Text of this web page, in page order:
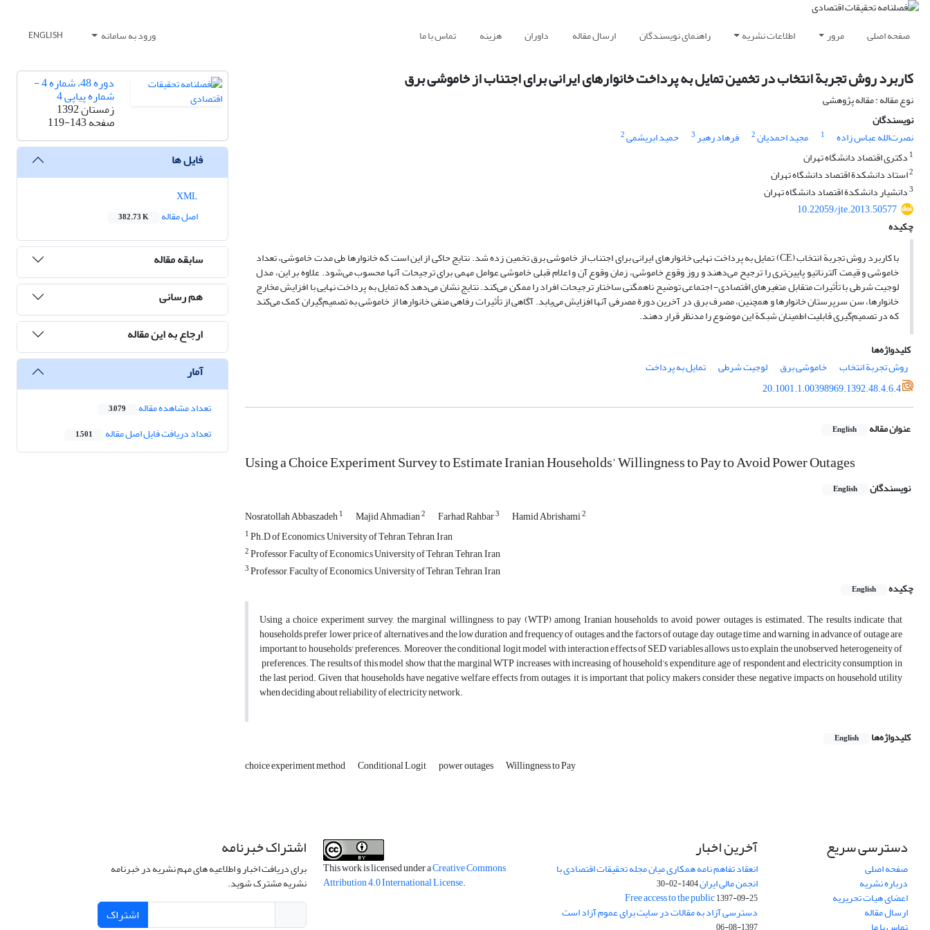
صفحه اصلی مرور اطلاعات نشریه راهنمای نویسندگان ارسال مقاله داوران هزینه تماس با ما ورود به سامانه ENGLISH
کاربرد روش تجربة انتخاب در تخمین تمایل به پرداخت خانوارهای ایرانی برای اجتناب از خاموشی برق
نوع مقاله : مقاله پژوهشی
نویسندگان
نصرت‌الله عباس زاده
1 مجید احمدیان2 فرهاد رهبر3 حمید ابریشمی2
1 دکتری اقتصاد دانشگاه تهران
2استاد دانشکدة اقتصاد دانشگاه تهران
3دانشیار دانشکدة اقتصاد دانشگاه تهران
10.22059/jte.2013.50577
چکیده
با کاربرد روش تجربة انتخاب (CE) تمایل به پرداخت نهایی خانوارهای ایرانی برای اجتناب از خاموشی برق تخمین زده شد. نتایج حاکی از این است که خانوارها طی مدت خاموشی، تعداد
خاموشی و قیمت آلترناتیو پایین‌تری را ترجیح می‌دهند و روز وقوع خاموشی، زمان وقوع آن و اعلام قبلی خاموشی عوامل مهمی برای ترجیحات آنها محسوب می‌شود. علاوه بر این، مدل
لوجیت شرطی با تأثیرات متقابل متغیرهای اقتصادی- اجتماعی توضیح ناهمگنی ساختار ترجیحات افراد را ممکن می‌کند. نتایج نشان می‌دهد که تمایل به پرداخت نهایی با افزایش مخارج
خانوارها، سن سرپرستان خانوارها و همچنین، مصرف برق در آخرین دورة مصرفی آنها افزایش می‌یابد. آگاهی از تأثیرات رفاهی منفی خانوارها از خاموشی به تصمیم‌گیران کمک می‌کند
که در تصمیم‌گیری قابلیت اطمینان شبکة این موضوع را مد‌نظر قرار دهند.
کلیدواژه‌ها
روش تجربة انتخاب
خاموشی برق لوجیت شرطی
تمایل به پرداخت
20.1001.1.00398969.1392.48.4.6.4
عنوان مقاله English
Using a Choice Experiment Survey to Estimate Iranian Households' Willingness to Pay to Avoid Power Outages
نویسندگان English
Nosratollah Abbaszadeh1 Majid Ahmadian2 Farhad Rahbar3 Hamid Abrishami2
1Ph.D of Economics, University of Tehran, Tehran, Iran
2Professor, Faculty of Economic,s University of Tehran, Tehran, Iran
3Professor, Faculty of Economics, University of Tehran, Tehran, Iran
چکیده
English
Using a choice experiment survey, the marginal willingness to pay (WTP) among Iranian households to avoid power outages is estimated. The results indicate that
households prefer lower price of alternatives and the low duration and frequency of outages, and the factors of outage day, outage time and warning in advance of outage are
important to households' preferences. Moreover, the conditional logit model with interaction effects of SED variables allows us to explain the unobserved heterogeneity of
preferences. The results of this model show that the marginal WTP increases with increasing of household’s expenditure, age of respondent and electricity consumption in
the last period. Given that households have negative welfare effects from outages, it is important that policy makers consider these negative impacts on household utility
when deciding about reliability of electricity network.
کلیدواژه‌ها English
choice experiment method Conditional Logit power outages Willingness to Pay
دوره 48، شماره 4 -
شماره پیاپی 4
زمستان 1392
صفحه119-143
فایل ها
اصل مقاله
382.73 K
سابقه مقاله
هم رسانی
ارجاع به این مقاله
آمار
تعداد مشاهده مقاله 3,079
تعداد دریافت فایل اصل مقاله 1,501
دسترسی سریع
صفحه اصلی
درباره نشریه
اعضای هیات تحریریه
ارسال مقاله
آخرین اخبار
انعقاد تفاهم نامه همکاری میان مجله تحقیقات اقتصادی با
انجمن مالی ایران1404-02-30
Free access to the public1397-09-25
دسترسی آزاد به مقالات در سایت برای عموم آزاد است
This work is licensed under aCreative Commons
Attribution 4.0 International License.
اشتراک خبرنامه
برای دریافت اخبار و اطلاعیه های مهم نشریه در خبرنامه
نشریه مشترک شوید.
اشتراک